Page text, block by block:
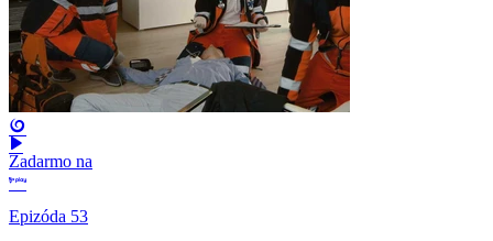
Zadarmo na
Epizóda 53